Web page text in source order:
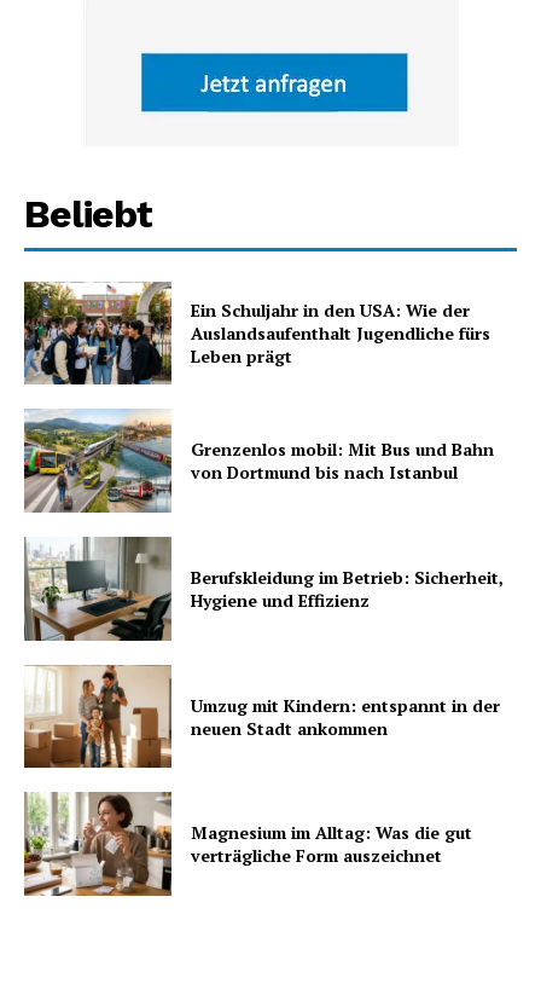
Beliebt
Ein Schuljahr in den USA: Wie der
Auslandsaufenthalt Jugendliche fürs
Leben prägt
Grenzenlos mobil: Mit Bus und Bahn
von Dortmund bis nach Istanbul
Berufskleidung im Betrieb: Sicherheit,
Hygiene und Effizienz
Umzug mit Kindern: entspannt in der
neuen Stadt ankommen
Magnesium im Alltag: Was die gut
verträgliche Form auszeichnet